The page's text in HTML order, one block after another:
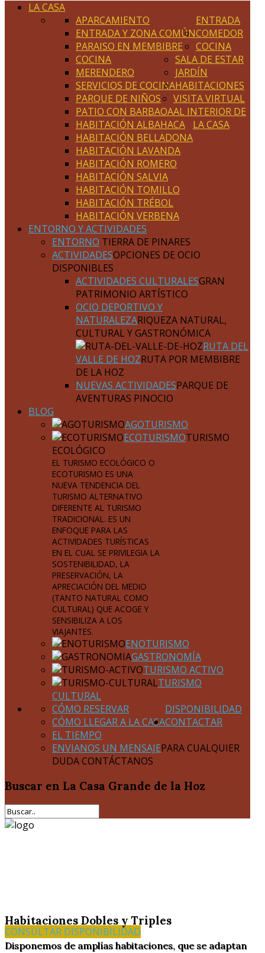
LA CASA
ENTRADA
APARCAMIENTO
ENTRADA Y ZONA COMÚN
PARAISO EN MEMBIBRE
COMEDOR
COCINA
COCINA
MERENDERO
SERVICIOS DE COCINA
SALA DE ESTAR
JARDÍN
PARQUE DE NIÑOS
PATIO CON BARBAOA
HABITACIONES
HABITACIÓN ALBAHACA
HABITACIÓN BELLADONA
HABITACIÓN LAVANDA
HABITACIÓN ROMERO
HABITACIÓN SALVIA
HABITACIÓN TOMILLO
HABITACIÓN TRÉBOL
HABITACIÓN VERBENA
VISITA VIRTUAL
AL INTERIOR DE
LA CASA
ENTORNO Y ACTIVIDADES
ENTORNO TIERRA DE PINARES
ACTIVIDADESOPCIONES DE OCIO
DISPONIBLES
ACTIVIDADES CULTURALESGRAN
PATRIMONIO ARTÍSTICO
OCIO DEPORTIVO Y
NATURALEZARIQUEZA NATURAL,
CULTURAL Y GASTRONÓMICA
RUTA DEL
VALLE DE HOZRUTA POR MEMBIBRE
DE LA HOZ
NUEVAS ACTIVIDADESPARQUE DE
AVENTURAS PINOCIO
BLOG
AGOTURISMO
ECOTURISMOTURISMO
ECOLÓGICO
EL TURISMO ECOLÓGICO O
ECOTURISMO ES UNA
NUEVA TENDENCIA DEL
TURISMO ALTERNATIVO
DIFERENTE AL TURISMO
TRADICIONAL. ES UN
ENFOQUE PARA LAS
ACTIVIDADES TURÍSTICAS
EN EL CUAL SE PRIVILEGIA LA
SOSTENIBILIDAD, LA
PRESERVACIÓN, LA
APRECIACIÓN DEL MEDIO
(TANTO NATURAL COMO
CULTURAL) QUE ACOGE Y
SENSIBILIZA A LOS
VIAJANTES.
ENOTURISMO
GASTRONOMÍA
TURISMO ACTIVO
TURISMO
CULTURAL
DISPONIBILIDAD
CÓMO RESERVAR
CÓMO LLEGAR A LA CASA
EL TIEMPO
CONTACTAR
ENVIANOS UN MENSAJEPARA CUALQUIER
DUDA CONTÁCTANOS
Buscar en La Casa Grande de la Hoz
Habitaciones Dobles y Triples
Disponemos de amplías habitaciones, que se adaptan
CONSULTAR DISPONIBILIDAD